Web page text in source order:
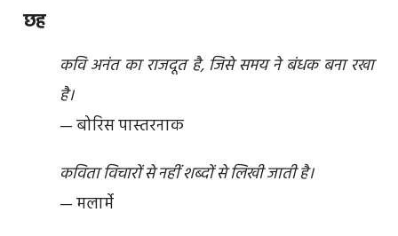
छह
कवि अनंत का राजदूत है, जिसे समय ने बंधक बना रखा
है।
— बोरिस पास्तरनाक
कविता विचारों से नहीं शब्दों से लिखी जाती है।
— मलार्मे